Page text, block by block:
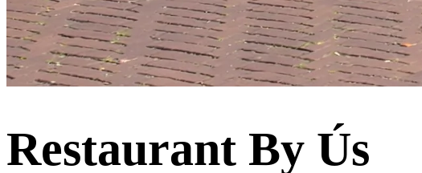
Restaurant By Ús